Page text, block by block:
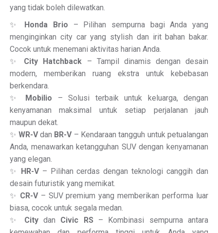
yang tidak boleh dilewatkan.
✨ Honda Brio – Pilihan sempurna bagi Anda yang
menginginkan city car yang stylish dan irit bahan bakar.
Cocok untuk menemani aktivitas harian Anda.
✨ City Hatchback – Tampil dinamis dengan desain
modern, memberikan ruang ekstra untuk kebebasan
berkendara.
✨ Mobilio – Solusi terbaik untuk keluarga, dengan
kenyamanan maksimal untuk setiap perjalanan jauh
maupun dekat.
✨ WR-Vdan BR-V– Kendaraan tangguh untuk petualangan
Anda, menawarkan ketangguhan SUV dengan kenyamanan
yang elegan.
✨ HR-V– Pilihan cerdas dengan teknologi canggih dan
desain futuristik yang memikat.
✨ CR-V– SUV premium yang memberikan performa luar
biasa, cocok untuk segala medan.
✨ Citydan Civic RS– Kombinasi sempurna antara